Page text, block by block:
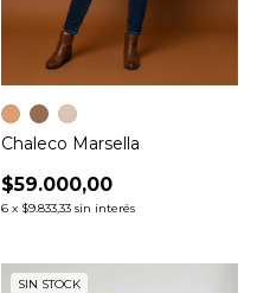
Chaleco Marsella
$59.000,00
6 x $9.833,33 sin interés
SIN STOCK